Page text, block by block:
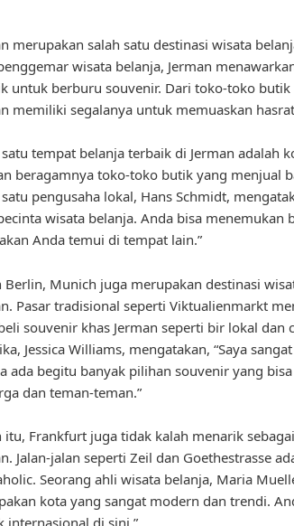
merupakan salah satu destinasi wisata
wisata belanja, Jerman
untuk berburu souvenir. Dari toko-toko
memiliki segalanya untuk memuaskan
satu tempat belanja terbaik di Jerman adalah
beragamnya toko-toko butik yang menjual
satu pengusaha lokal, Hans Schmidt,
wisata belanja. Anda bisa menemukan
Anda temui di tempat lain.”
Berlin, Munich juga merupakan destinasi
Pasar tradisional seperti Viktualienmarkt
souvenir khas Jerman seperti bir lokal dan
Jessica Williams, mengatakan, “Saya
ada begitu banyak pilihan souvenir yang
dan teman-teman.”
itu, Frankfurt juga tidak kalah menarik
Jalan-jalan seperti Zeil dan Goethestrasse
Seorang ahli wisata belanja, Maria
kota yang sangat modern dan trendi.